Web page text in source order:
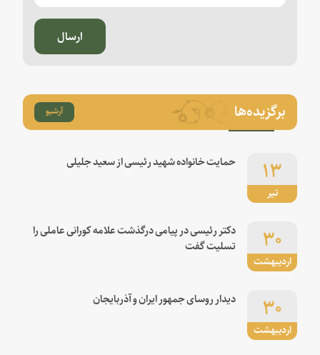
ارسال
برگزیده‌ها آرشیو
تیر
۱۳ حمایت خانواده شهید رئیسی از سعید جلیلی
اردیبهشت
۳۰
دکتر رئیسی در پیامی درگذشت علامه کورانی عاملی را
تسلیت گفت
اردیبهشت
۳۰ دیدار روسای جمهور ایران و آذربایجان